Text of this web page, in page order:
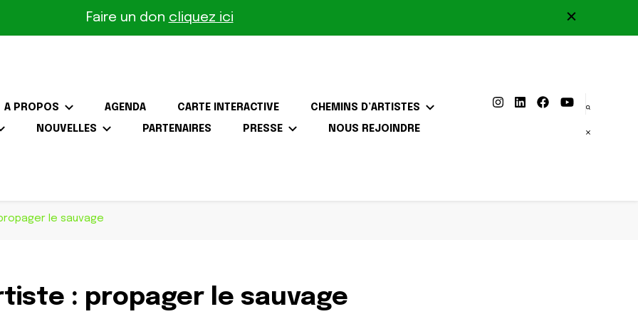
Faire un don cliquez ici
A PROPOS AGENDA CARTE INTERACTIVE
CHEMINS D’ARTISTES
NOUVELLES PARTENAIRES PRESSE NOUS REJOINDRE
le sauvage
: propager le sauvage